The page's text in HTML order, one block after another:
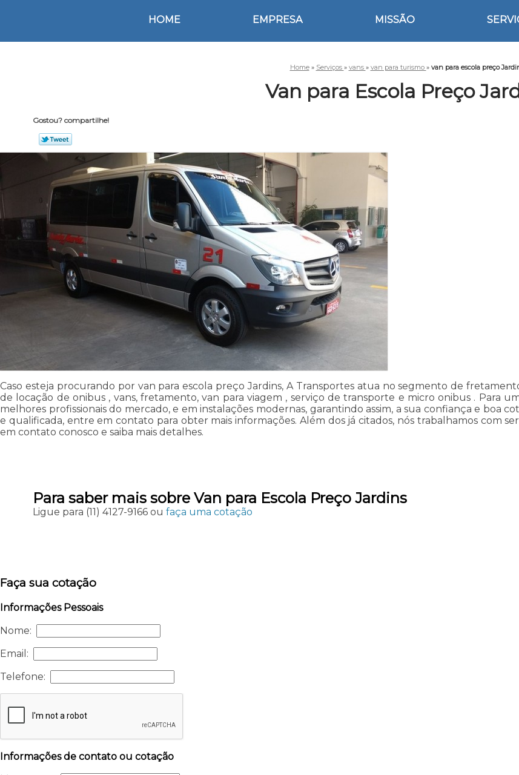
HOME EMPRESA MISSÃO
Home » Serviços » vans » van para turismo » van para escola preço
Van para Escola Preço
Gostou? compartilhe!
Caso esteja procurando por van para escola preço Jardins, A Transportes atua no segmento de
de locação de onibus , vans, fretamento, van para viagem , serviço de transporte e micro onibus . Para
melhores profissionais do mercado, e em instalações modernas, garantindo assim, a sua confiança e boa
e qualificada, entre em contato para obter mais informações. Além dos já citados, nós trabalhamos com
em contato conosco e saiba mais detalhes.
Para saber mais sobre Van para Escola Preço Jardins
Ligue para (11) 4127-9166ou faça uma cotação
Faça sua cotação
Informações Pessoais
Nome:
Email:
Telefone:
Informações de contato ou cotação